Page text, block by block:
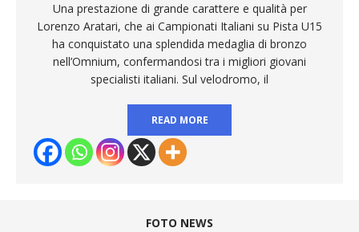
Una prestazione di grande carattere e qualità per
Lorenzo Aratari, che ai Campionati Italiani su Pista U15
ha conquistato una splendida medaglia di bronzo
nell’Omnium, confermandosi tra i migliori giovani
specialisti italiani. Sul velodromo, il
READ MORE
FOTO NEWS